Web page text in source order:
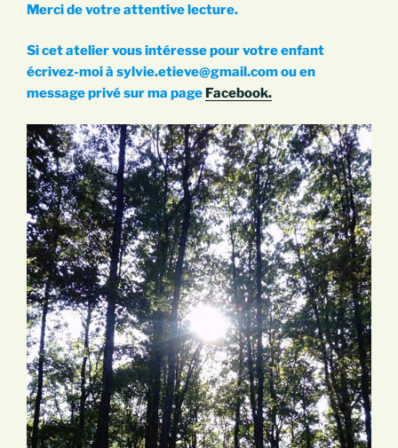
Merci de votre attentive lecture.
Si cet atelier vous intéresse pour votre enfant
écrivez-moi à sylvie.etieve@gmail.com ou en
message privé sur ma page Facebook.